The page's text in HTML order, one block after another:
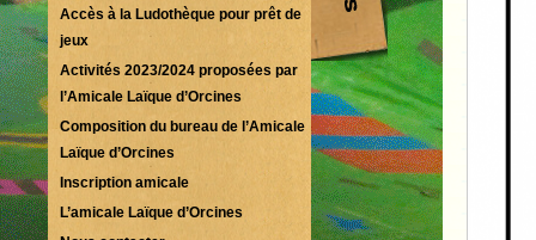
Accès à la Ludothèque pour prêt de
jeux
Activités 2023/2024 proposées par
l’Amicale Laïque d’Orcines
Composition du bureau de l’Amicale
Laïque d’Orcines
Inscription amicale
L’amicale Laïque d’Orcines